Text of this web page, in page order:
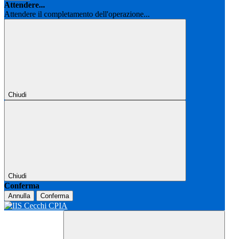
Attendere...
Attendere il completamento dell'operazione...
Chiudi
Chiudi
Conferma
Annulla Conferma